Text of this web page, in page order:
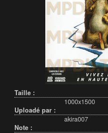
Taille :
1000x1500
Uploadé par :
akira007
Note :